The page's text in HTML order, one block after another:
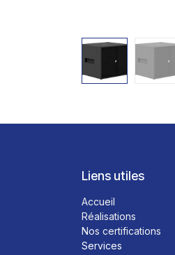
Liens utiles
Accueil
Réalisations
Nos certifications
Services